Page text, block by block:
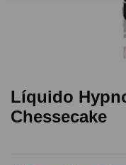
Líquido
Chessecake